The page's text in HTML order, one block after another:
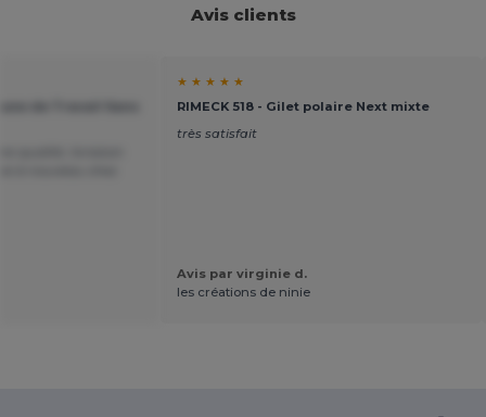
Avis clients
★ ★ ★ ★ ★
RIMECK 518 - Gilet polaire Next mixte
très satisfait
Avis par virginie d.
les créations de ninie